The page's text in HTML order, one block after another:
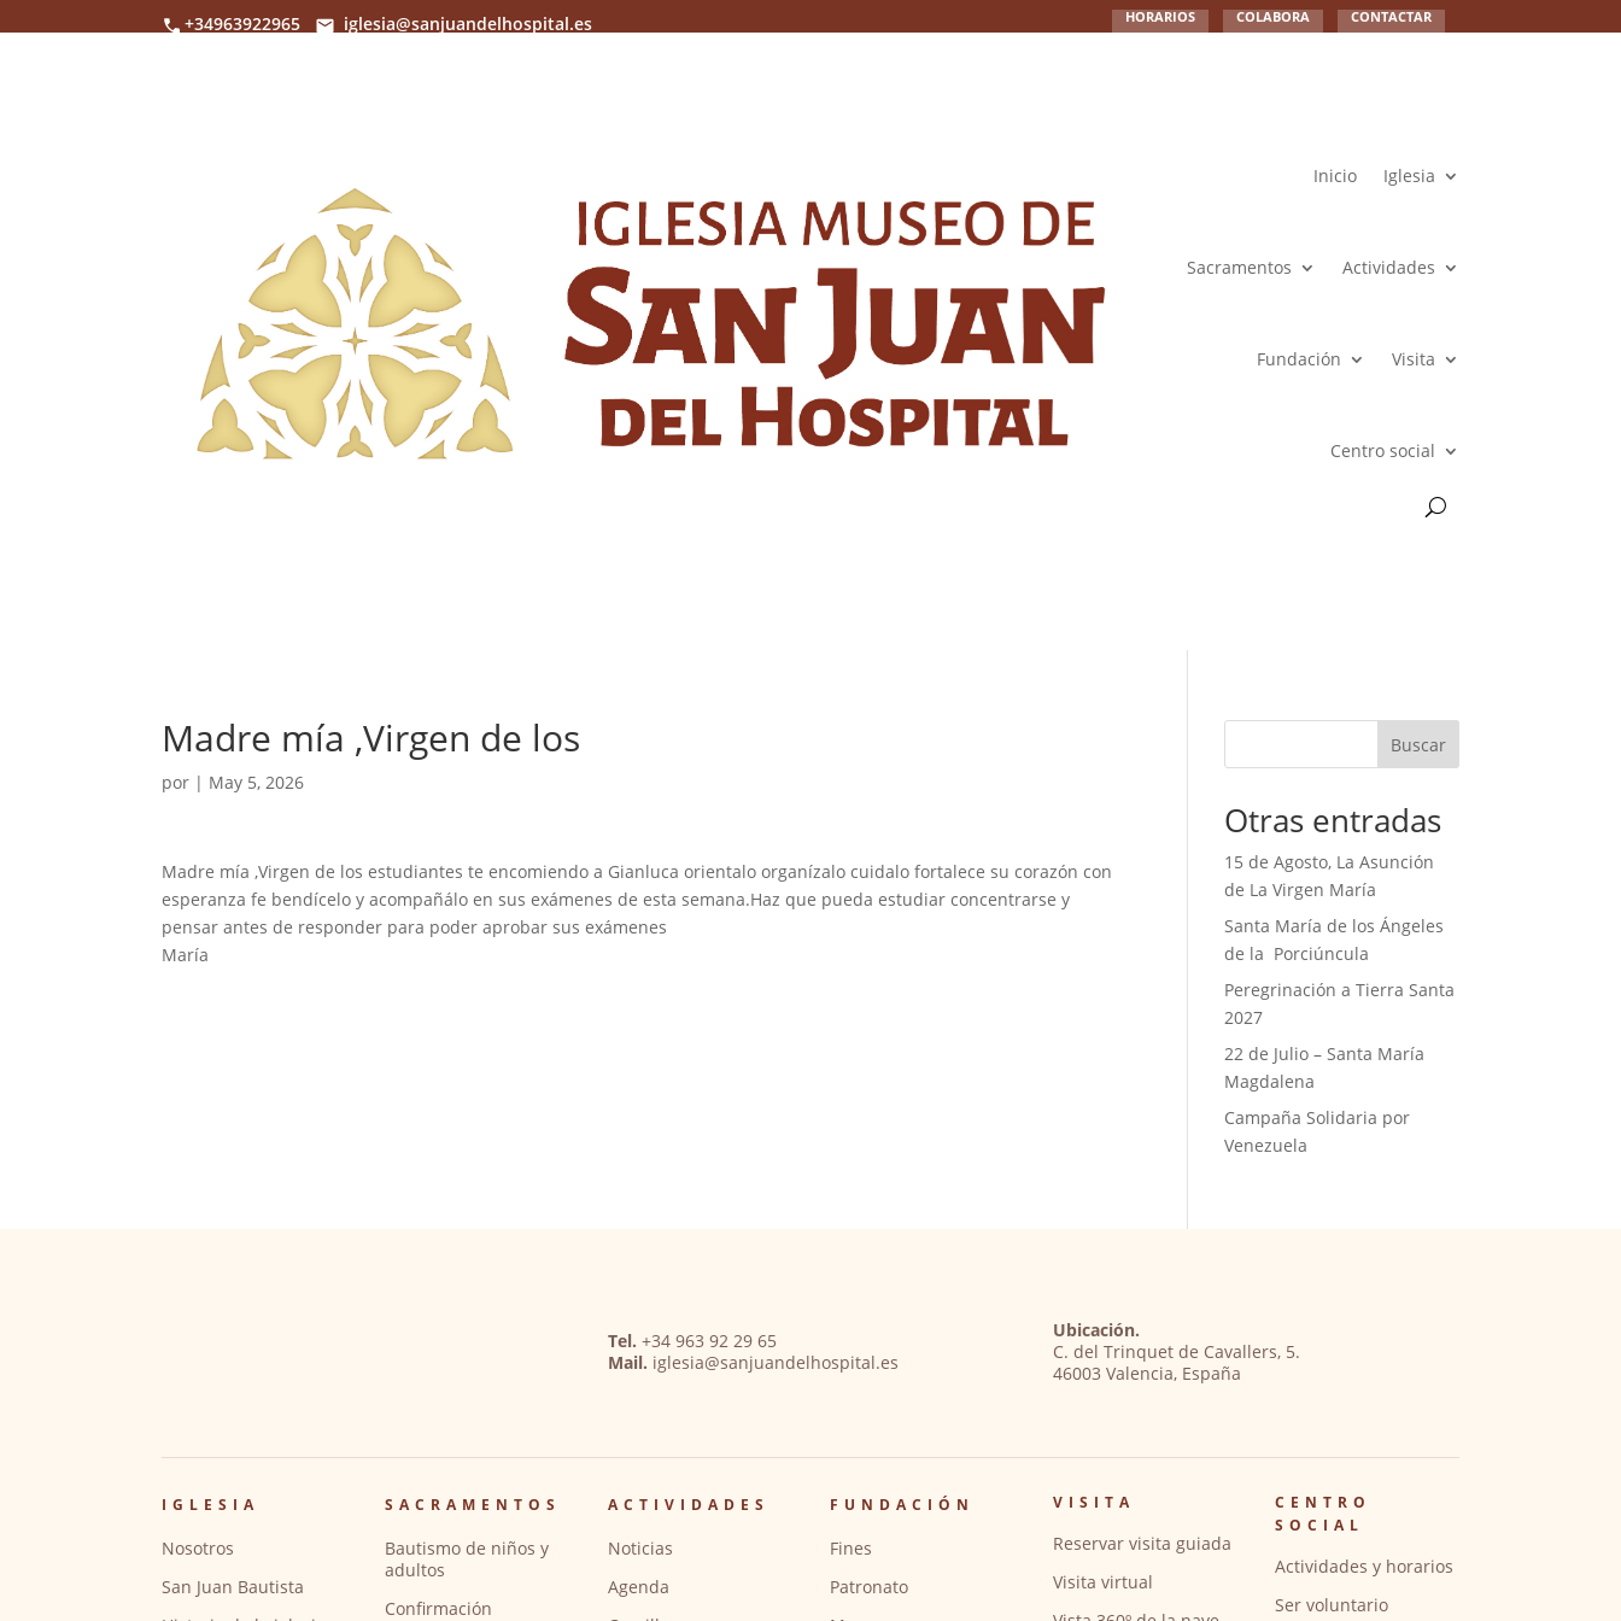
+34963922965 iglesia@sanjuandelhospital.es HORARIOS COLABORA CONTACTAR
Inicio Iglesia
Sacramentos Actividades
Fundación Visita
Centro social
Madre mía ,Virgen de los
por | May 5, 2026
Madre mía ,Virgen de los estudiantes te encomiendo a Gianluca orientalo organízalo cuidalo fortalece su corazón con
esperanza fe bendícelo y acompañálo en sus exámenes de esta semana.Haz que pueda estudiar concentrarse y
pensar antes de responder para poder aprobar sus exámenes
María
Buscar
Otras entradas
15 de Agosto, La Asunción
de La Virgen María
Santa María de los Ángeles
de la Porciúncula
Peregrinación a Tierra Santa
2027
22 de Julio – Santa María
Magdalena
Campaña Solidaria por
Venezuela
Tel. +34 963 92 29 65
Mail. iglesia@sanjuandelhospital.es
Ubicación.
C. del Trinquet de Cavallers, 5.
46003 Valencia, España
IGLESIA
Nosotros
San Juan Bautista
SACRAMENTOS
Bautismo de niños y
adultos
Confirmación
ACTIVIDADES
Noticias
Agenda
FUNDACIÓN
Fines
Patronato
VISITA
Reservar visita guiada
Visita virtual
CENTRO
SOCIAL
Actividades y horarios
Ser voluntario